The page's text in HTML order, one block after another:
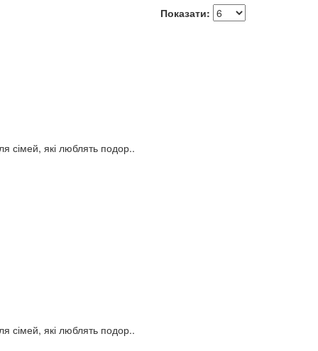
Показати:
сімей, які люблять подор..
сімей, які люблять подор..